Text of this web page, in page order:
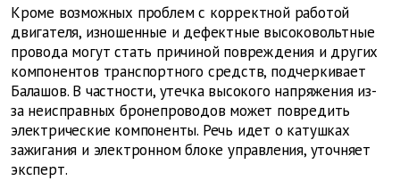
Кроме возможных проблем с корректной работой
двигателя, изношенные и дефектные высоковольтные
провода могут стать причиной повреждения и других
компонентов транспортного средств, подчеркивает
Балашов. В частности, утечка высокого напряжения из-
за неисправных бронепроводов может повредить
электрические компоненты. Речь идет о катушках
зажигания и электронном блоке управления, уточняет
эксперт.